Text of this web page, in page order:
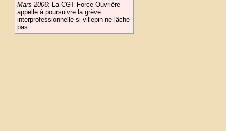
Mars 2006: La CGT Force Ouvrière
appelle à poursuivre la grève
interprofessionnelle si villepin ne lâche
pas